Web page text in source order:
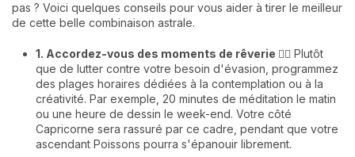
pas ? Voici quelques conseils pour vous aider à tirer le meilleur
de cette belle combinaison astrale.
1. Accordez-vous des moments de rêverie 🧘‍♀️ Plutôt
que de lutter contre votre besoin d'évasion, programmez
des plages horaires dédiées à la contemplation ou à la
créativité. Par exemple, 20 minutes de méditation le matin
ou une heure de dessin le week-end. Votre côté
Capricorne sera rassuré par ce cadre, pendant que votre
ascendant Poissons pourra s'épanouir librement.